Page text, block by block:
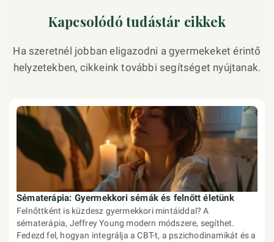
Kapcsolódó tudástár cikkek
Ha szeretnél jobban eligazodni a gyermekeket érintő
helyzetekben, cikkeink további segítséget nyújtanak.
Sématerápia: Gyermekkori sémák és felnőtt életünk
Felnőttként is küzdesz gyermekkori mintáiddal? A
sématerápia, Jeffrey Young modern módszere, segíthet.
Fedezd fel, hogyan integrálja a CBT-t, a pszichodinamikát és a